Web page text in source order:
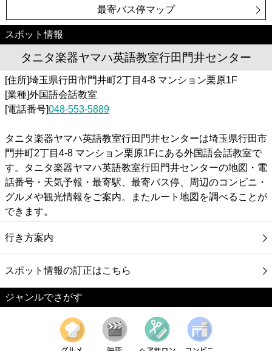
最寄バス停マップ
スポット情報
タニタ楽器ヤマハ英語教室行田門井センター
[住所]埼玉県行田市門井町2丁目4-8 マンション栗原1F
[業種]外国語会話教室
[電話番号]048-553-5889
タニタ楽器ヤマハ英語教室行田門井センターは埼玉県行田市
門井町2丁目4-8 マンション栗原1Fにある外国語会話教室で
す。タニタ楽器ヤマハ英語教室行田門井センターの地図・電
話番号・天気予報・最寄駅、最寄バス停、周辺のコンビニ・
グルメや観光情報をご案内。またルート地図を調べることが
できます。
行き方案内
スポット情報の訂正はこちら
ジャンルでさがす